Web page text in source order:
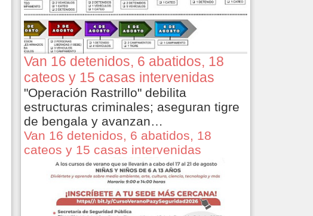
Van 16 detenidos, 6 abatidos, 18
cateos y 15 casas intervenidas
"Operación Rastrillo" debilita
estructuras criminales; aseguran tigre
de bengala y avanzan…
Van 16 detenidos, 6 abatidos, 18
cateos y 15 casas intervenidas